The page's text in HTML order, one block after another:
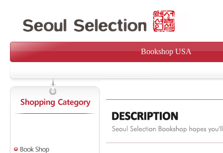
Bookshop USA